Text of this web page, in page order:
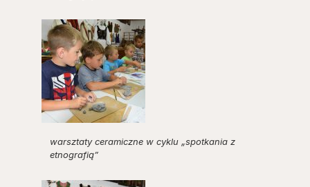
warsztaty ceramiczne w cyklu „spotkania z
etnografią”